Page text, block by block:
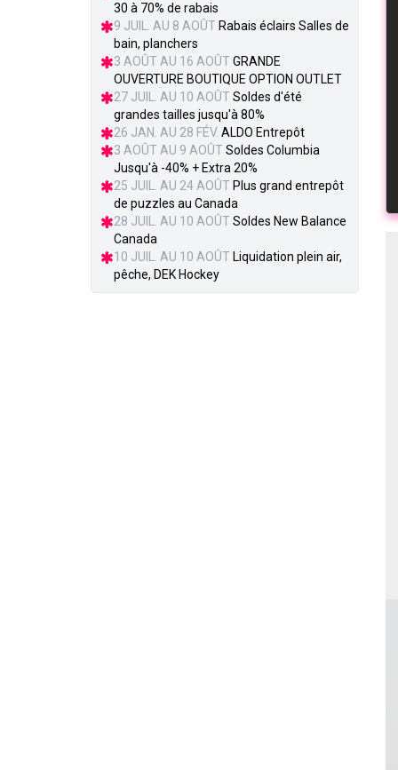
30 à 70% de rabais
9 JUIL. AU 8 AOÛT Rabais éclairs Salles de
bain, planchers
3 AOÛT AU 16 AOÛT GRANDE
OUVERTURE BOUTIQUE OPTION OUTLET
27 JUIL. AU 10 AOÛT Soldes d'été
grandes tailles jusqu'à 80%
26 JAN. AU 28 FÉV. ALDO Entrepôt
3 AOÛT AU 9 AOÛT Soldes Columbia
Jusqu'à -40% + Extra 20%
25 JUIL. AU 24 AOÛT Plus grand entrepôt
de puzzles au Canada
28 JUIL. AU 10 AOÛT Soldes New Balance
Canada
10 JUIL. AU 10 AOÛT Liquidation plein air,
pêche, DEK Hockey